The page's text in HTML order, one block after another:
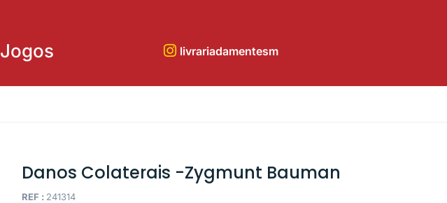
Jogos livrariadamentesm
Danos Colaterais -Zygmunt Bauman
REF : 241314